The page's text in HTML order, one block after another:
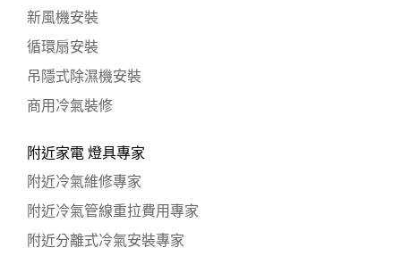
新風機安裝
循環扇安裝
吊隱式除濕機安裝
商用冷氣裝修
附近家電 燈具專家
附近冷氣維修專家
附近冷氣管線重拉費用專家
附近分離式冷氣安裝專家